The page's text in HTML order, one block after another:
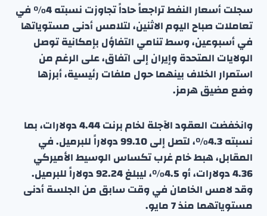
سجلت أسعار النفط تراجعاً حاداً تجاوزت نسبته 4% في
تعاملات صباح اليوم الاثنين، لتلامس أدنى مستوياتها
في أسبوعين، وسط تنامي التفاؤل بإمكانية توصل
الولايات المتحدة وإيران إلى اتفاق، على الرغم من
استمرار الخلاف بينهما حول ملفات رئيسية، أبرزها
وضع مضيق هرمز.
وانخفضت العقود الآجلة لخام برنت 4.44 دولارات، بما
نسبته 4.3%، لتصل إلى 99.10 دولاراً للبرميل. في
المقابل، هبط خام غرب تكساس الوسيط الأميركي
4.36 دولارات، أو 4.5%، ليبلغ 92.24 دولاراً للبرميل.
وقد لامس الخامان في وقت سابق من الجلسة أدنى
مستوياتهما منذ 7 مايو.